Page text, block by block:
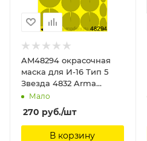
AM48294 окрасочная
маска для И-16 Тип 5
Звезда 4832 Arma
Models
Мало
270 руб./шт
В корзину